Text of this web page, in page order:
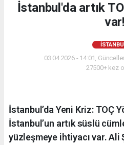
İstanbul'da artık
var!
03.04.2026 - 14:01,
27500+ kez
İstanbul’da Yeni Kriz: TOÇ
İstanbul’un artık süslü
yüzleşmeye ihtiyacı var. Ali